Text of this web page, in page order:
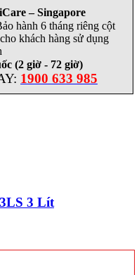
– Singapore
hành 6 tháng riêng cột
khách hàng sử dụng
(2 giờ - 72 giờ)
1900 633 985
3 Lít